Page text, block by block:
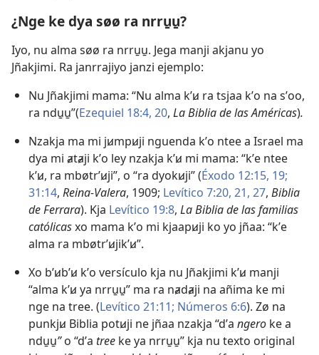
¿Nge ke dya søø ra nrru̱u̱?
Iyo, nu alma søø ra nrru̱u̱. Jega manji akjanu yo
Jñakjimi. Ra janrrajiyo janzi ejemplo:
Nu Jñakjimi mama: “Nu alma kʼꞹ ra tsjaa kʼo na sʼoo,
ra ndu̱u̱”​(Ezequiel 18:4, 20, La Biblia de las Américas).
Nzakja ma mi jꞹmpꞹji nguenda kʼo ntee a Israel ma
dya mi ⱥtⱥji kʼo ley nzakja kʼꞹ mi mama: “kʼe ntee
kʼꞹ, ra mbøtrʼꞹji”, o “ra dyokꞹji” (Éxodo 12:15, 19;
31:14, Reina-Valera, 1909; Levítico 7:20, 21, 27, Biblia
de Ferrara). Kja Levítico 19:8, La Biblia de las familias
católicasxo mama kʼo mi kjaapꞹji ko yo jñaa: “kʼe
alma ra mbøtrʼꞹjikʼꞹ”.
Xo bʼꞹbʼꞹ kʼo versículo kja nu Jñakjimi kʼꞹ manji
“alma kʼꞹ ya nrru̱u̱” ma ra nⱥdⱥji na añima ke mi
nge na tree. (Levítico 21:11; Números 6:6). Zø na
punkjꞹ Biblia potꞹji ne jñaa nzakja “dʼa ngero ke a
ndu̱u̱”o “dʼa tree ke ya nrru̱u̱” kja nu texto original